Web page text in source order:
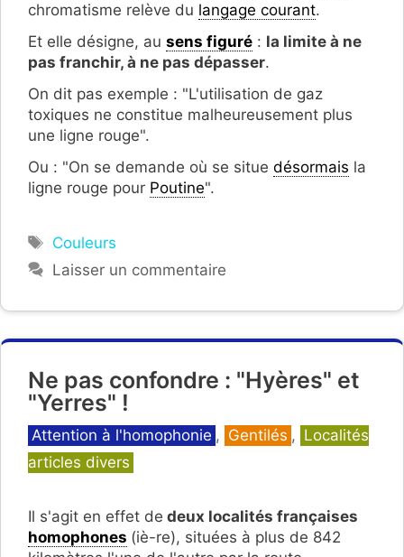
chromatisme relève du langage courant.
Et elle désigne, au sens figuré : la limite à ne
pas franchir, à ne pas dépasser.
On dit pas exemple : "L'utilisation de gaz
toxiques ne constitue malheureusement plus
une ligne rouge".
Ou : "On se demande où se situe désormais la
ligne rouge pour Poutine".
Étiquettes
Couleurs
Laisser un commentaire
Ne pas confondre : "Hyères" et
"Yerres" !
Catégories
Attention à l'homophonie , Gentilés , Localités
articles divers
Il s'agit en effet de deux localités françaises
homophones (iè-re), situées à plus de 842